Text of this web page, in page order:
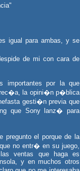
igual para ambas, y se
de mi con cara de
importantes por la que
la opini�n p�blica
gesti�n previa que
que Sony lanz� para
pregunto el porque de la
no entr� en su juego,
ventas que haga es
y en muchos otros